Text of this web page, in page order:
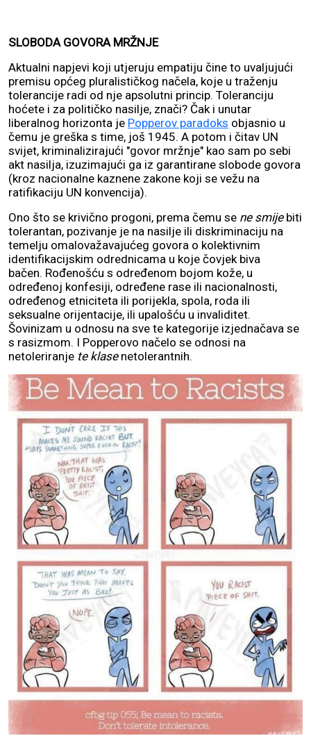
SLOBODA GOVORA MRŽNJE
Aktualni napjevi koji utjeruju empatiju čine to uvaljujući
premisu općeg pluralističkog načela, koje u traženju
tolerancije radi od nje apsolutni princip. Toleranciju
hoćete i za političko nasilje, znači? Čak i unutar
liberalnog horizonta je Popperov paradoks objasnio u
čemu je greška s time, još 1945. A potom i čitav UN
svijet, kriminalizirajući "govor mržnje" kao sam po sebi
akt nasilja, izuzimajući ga iz garantirane slobode govora
(kroz nacionalne kaznene zakone koji se vežu na
ratifikaciju UN konvencija).
Ono što se krivično progoni, prema čemu se ne smijebiti
tolerantan, pozivanje je na nasilje ili diskriminaciju na
temelju omalovažavajućeg govora o kolektivnim
identifikacijskim odrednicama u koje čovjek biva
bačen. Rođenošću s određenom bojom kože, u
određenoj konfesiji, određene rase ili nacionalnosti,
određenog etniciteta ili porijekla, spola, roda ili
seksualne orijentacije, ili upalošću u invaliditet.
Šovinizam u odnosu na sve te kategorije izjednačava se
s rasizmom. I Popperovo načelo se odnosi na
netoleriranje te klasenetolerantnih.